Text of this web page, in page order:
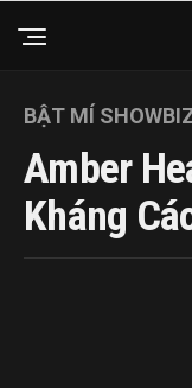
BẬT MÍ
Amber
Kháng